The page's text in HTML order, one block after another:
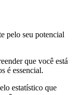
pelo seu potencial
que você está
é essencial.
estatístico que